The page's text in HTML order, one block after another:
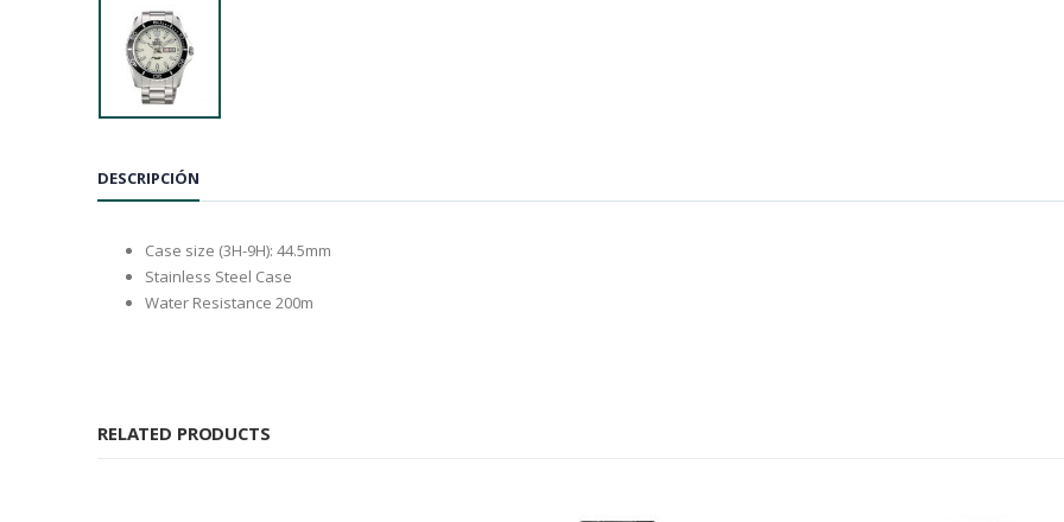
DESCRIPCIÓN
Case size (3H-9H): 44.5mm
Stainless Steel Case
Water Resistance 200m
RELATED PRODUCTS